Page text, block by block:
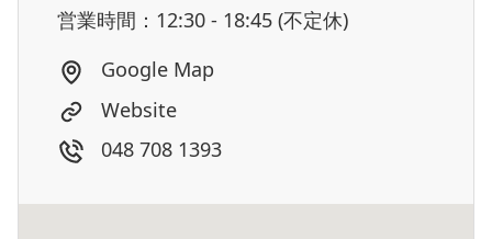
営業時間：12:30 - 18:45 (不定休)
Google Map
Website
048 708 1393